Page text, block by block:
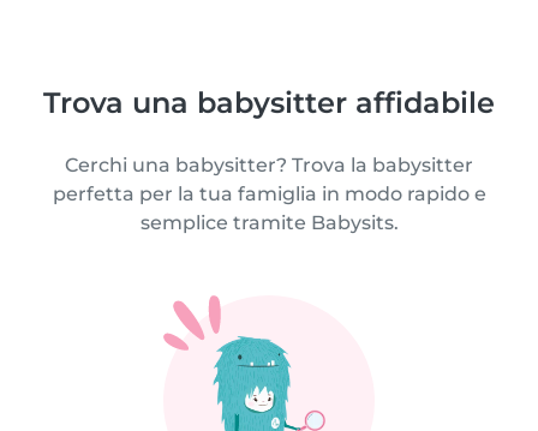
Trova una babysitter affidabile
Cerchi una babysitter? Trova la babysitter
perfetta per la tua famiglia in modo rapido e
semplice tramite Babysits.